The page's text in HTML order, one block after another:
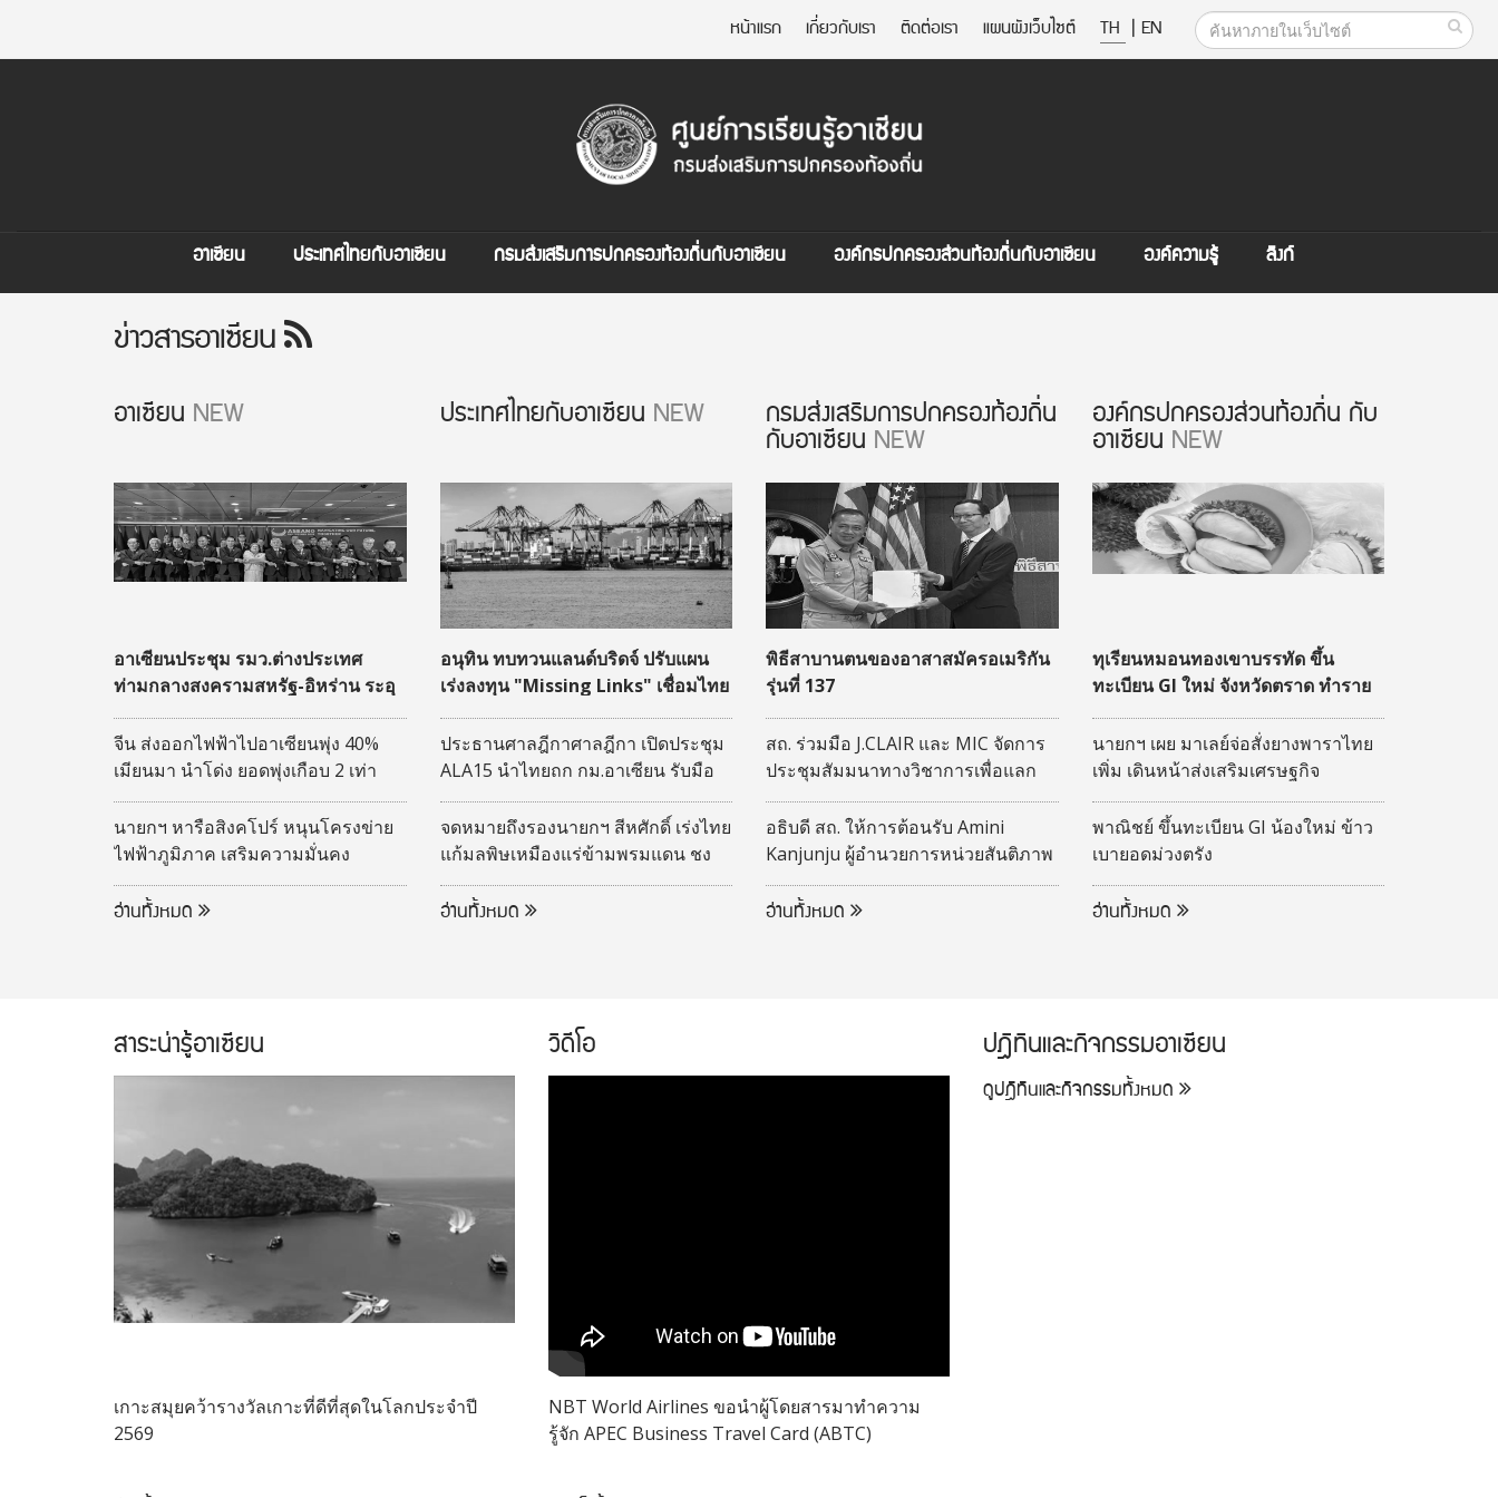
หน้าแรก เกี่ยวกับเรา ติดต่อเรา แผนผังเว็บไซต์ TH | EN
อาเซียน ประเทศไทยกับอาเซียน กรมส่งเสริมการปกครองท้องถิ่นกับอาเซียน องค์กรปกครองส่วนท้องถิ่นกับอาเซียน องค์ความรู้ ลิงก์
ข่าวสารอาเซียน
อาเซียน NEW
อาเซียนประชุม รมว.ต่างประเทศ
ท่ามกลางสงครามสหรัฐ-อิหร่าน ระอุ
จีน ส่งออกไฟฟ้าไปอาเซียนพุ่ง 40%
เมียนมา นำโด่ง ยอดพุ่งเกือบ 2 เท่า
นายกฯ หารือสิงคโปร์ หนุนโครงข่าย
ไฟฟ้าภูมิภาค เสริมความมั่นคง
พลังงาน
อ่านทั้งหมด
ประเทศไทยกับอาเซียน NEW
อนุทิน ทบทวนแลนด์บริดจ์ ปรับแผน
เร่งลงทุน "Missing Links" เชื่อมไทย
สู่ฮับโลจิสติกส์อาเซียน
ประธานศาลฎีกาศาลฎีกา เปิดประชุม
ALA15 นำไทยถก กม.อาเซียน รับมือ
เศรษฐกิจ
จดหมายถึงรองนายกฯ สีหศักดิ์ เร่งไทย
แก้มลพิษเหมืองแร่ข้ามพรมแดน ชง
11 มาตรการรับมือ
อ่านทั้งหมด
กรมส่งเสริมการปกครองท้องถิ่น
กับอาเซียน NEW
พิธีสาบานตนของอาสาสมัครอเมริกัน
รุ่นที่ 137
สถ. ร่วมมือ J.CLAIR และ MIC จัดการ
ประชุมสัมมนาทางวิชาการเพื่อแลก
เปลี่ยนองค์ความรู้ระหว่างไทยและ
ญี่ปุ่น (DLA -CLAIR-MIC joint Hybrid
Seminar) ประจำปีงบประมาณ 2569
อธิบดี สถ. ให้การต้อนรับ Amini
Kanjunju ผู้อำนวยการหน่วยสันติภาพ
สหรัฐอเมริกา (Peace Corps) ประจำ
ประเทศไทย
อ่านทั้งหมด
องค์กรปกครองส่วนท้องถิ่น กับ
อาเซียน NEW
ทุเรียนหมอนทองเขาบรรทัด ขึ้น
ทะเบียน GI ใหม่ จังหวัดตราด ทำราย
ได้หมื่นล้าน
นายกฯ เผย มาเลย์จ่อสั่งยางพาราไทย
เพิ่ม เดินหน้าส่งเสริมเศรษฐกิจ
ชายแดน
พาณิชย์ ขึ้นทะเบียน GI น้องใหม่ ข้าว
เบายอดม่วงตรัง
อ่านทั้งหมด
สาระน่ารู้อาเซียน
เกาะสมุยคว้ารางวัลเกาะที่ดีที่สุดในโลกประจำปี
2569
วิดีโอ
NBT World Airlines ขอนำผู้โดยสารมาทำความ
รู้จัก APEC Business Travel Card (ABTC)
ปฎิทินและกิจกรรมอาเซียน
ดูปฎิทินและกิจกรรมทั้งหมด